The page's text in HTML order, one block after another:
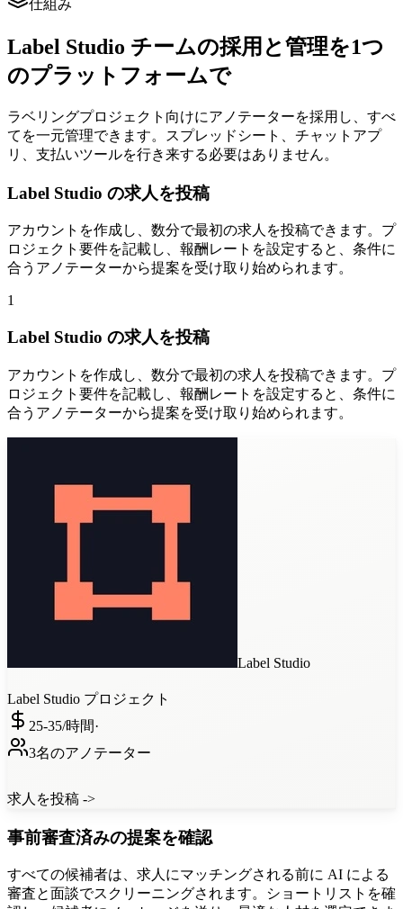
仕組み
Label Studio チームの採用と管理を1つ
のプラットフォームで
ラベリングプロジェクト向けにアノテーターを採用し、すべ
てを一元管理できます。スプレッドシート、チャットアプ
リ、支払いツールを行き来する必要はありません。
Label Studio の求人を投稿
アカウントを作成し、数分で最初の求人を投稿できます。プ
ロジェクト要件を記載し、報酬レートを設定すると、条件に
合うアノテーターから提案を受け取り始められます。
1
Label Studio の求人を投稿
アカウントを作成し、数分で最初の求人を投稿できます。プ
ロジェクト要件を記載し、報酬レートを設定すると、条件に
合うアノテーターから提案を受け取り始められます。
Label Studio
Label Studio プロジェクト
25-35/時間·
3名のアノテーター
求人を投稿 ->
事前審査済みの提案を確認
すべての候補者は、求人にマッチングされる前に AI による
審査と面談でスクリーニングされます。ショートリストを確